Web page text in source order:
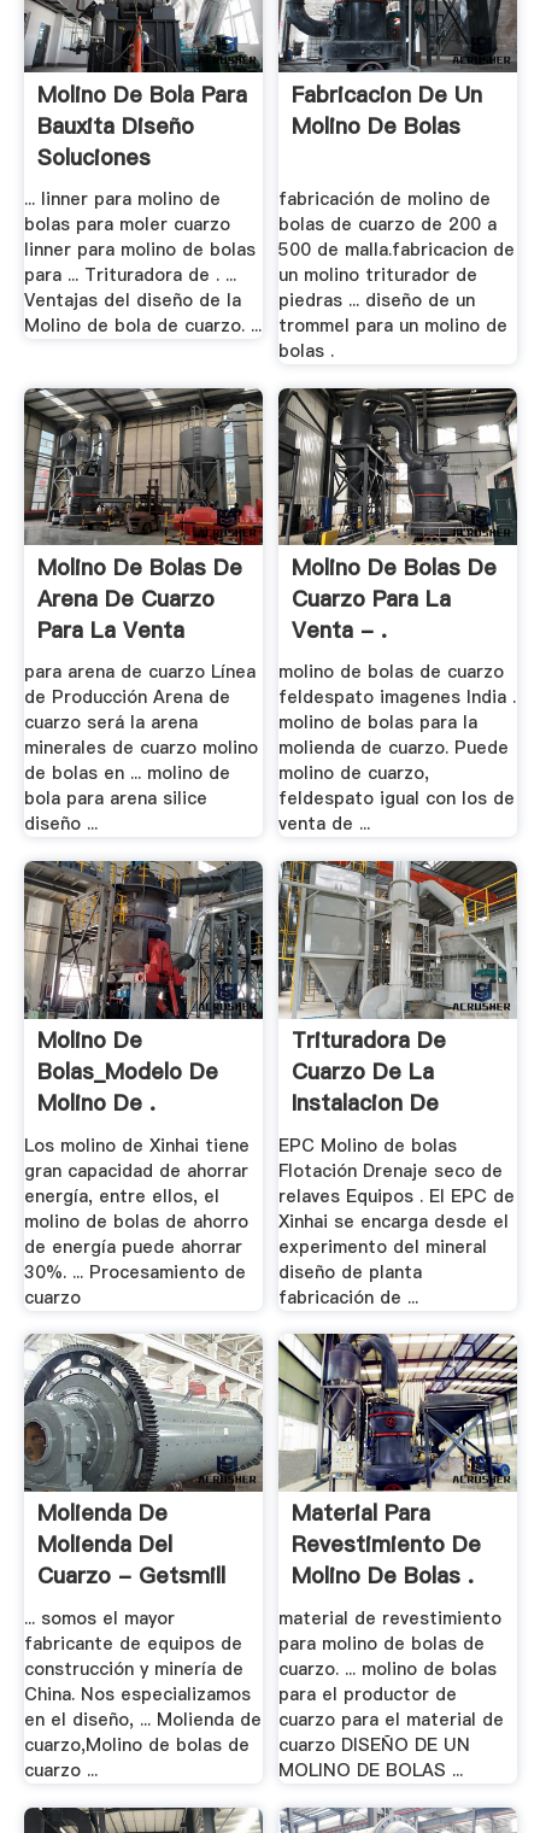
Molino De Bola Para
Bauxita Diseño
Soluciones
... linner para molino de
bolas para moler cuarzo
linner para molino de bolas
para ... Trituradora de . ...
Ventajas del diseño de la
Molino de bola de cuarzo. ...
Fabricacion De Un
Molino De Bolas
fabricación de molino de
bolas de cuarzo de 200 a
500 de malla.fabricacion de
un molino triturador de
piedras ... diseño de un
trommel para un molino de
bolas .
Molino De Bolas De
Arena De Cuarzo
Para La Venta
para arena de cuarzo Línea
de Producción Arena de
cuarzo será la arena
minerales de cuarzo molino
de bolas en ... molino de
bola para arena silice
diseño ...
Molino De Bolas De
Cuarzo Para La
Venta - .
molino de bolas de cuarzo
feldespato imagenes India .
molino de bolas para la
molienda de cuarzo. Puede
molino de cuarzo,
feldespato igual con los de
venta de ...
Molino De
Bolas_Modelo De
Molino De .
Los molino de Xinhai tiene
gran capacidad de ahorrar
energía, entre ellos, el
molino de bolas de ahorro
de energía puede ahorrar
30%. ... Procesamiento de
cuarzo
Trituradora De
Cuarzo De La
Instalacion De
Plantas
EPC Molino de bolas
Flotación Drenaje seco de
relaves Equipos . El EPC de
Xinhai se encarga desde el
experimento del mineral
diseño de planta
fabricación de ...
Molienda De
Molienda Del
Cuarzo - Getsmill
... somos el mayor
fabricante de equipos de
construcción y minería de
China. Nos especializamos
en el diseño, ... Molienda de
cuarzo,Molino de bolas de
cuarzo ...
Material Para
Revestimiento De
Molino De Bolas .
material de revestimiento
para molino de bolas de
cuarzo. ... molino de bolas
para el productor de
cuarzo para el material de
cuarzo DISEÑO DE UN
MOLINO DE BOLAS ...